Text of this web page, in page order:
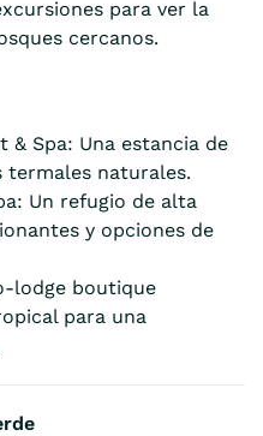
para ver la
cercanos.
& Spa: Una estancia de
termales naturales.
Un refugio de alta
y opciones de
lodge boutique
para una